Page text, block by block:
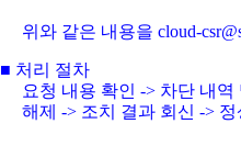
위와 같은 내용을 cloud-
■ 처리 절차
요청 내용 확인 -> 차단 내
해제 -> 조치 결과 회신 ->